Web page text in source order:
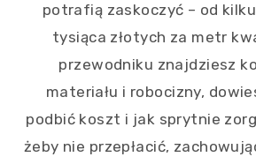
potrafią zaskoczyć – od
tysiąca złotych za metr
przewodniku znajdziesz
materiału i robocizny,
podbić koszt i jak sprytnie
żeby nie przepłacić,